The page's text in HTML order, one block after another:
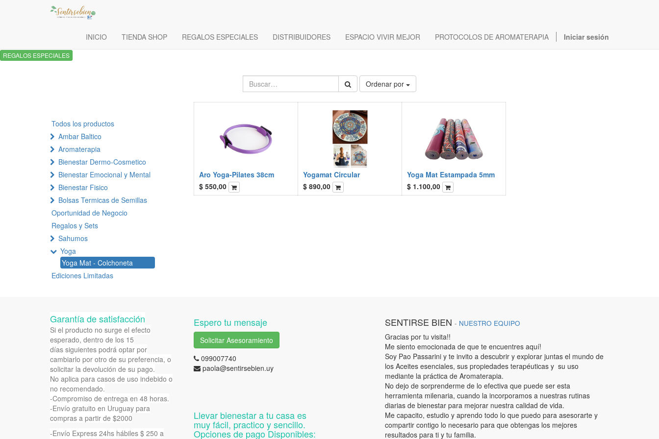
INICIO TIENDA SHOP REGALOS ESPECIALES DISTRIBUIDORES ESPACIO VIVIR MEJOR PROTOCOLOS DE AROMATERAPIA Iniciar sesión
REGALOS ESPECIALES
Ordenar por
Todos los productos
Ambar Baltico
Aromaterapia
Bienestar Dermo-Cosmetico
Bienestar Emocional y Mental
Bienestar Fisico
Bolsas Termicas de Semillas
Oportunidad de Negocio
Regalos y Sets
Sahumos
Yoga
Yoga Mat - Colchoneta
Ediciones Limitadas
Aro Yoga-Pilates 38cm
$ 550,00
Yogamat Circular
$ 890,00
Yoga Mat Estampada 5mm
$ 1.100,00
Garantía de satisfacción
Si el producto no surge el efecto
esperado, dentro de los 15
días siguientes podrá optar por
cambiarlo por otro de su preferencia, o
solicitar la devolución de su pago.
No aplica para casos de uso indebido o
no recomendado.
-Compromiso de entrega en 48 horas.
-Envío gratuito en Uruguay para
compras a partir de $2000
-Envío Express 24hs hábiles $ 250 a
Espero tu mensaje
Solicitar Asesoramiento
099007740
paola@sentirsebien.uy
Llevar bienestar a tu casa es
muy fácil, practico y sencillo.
Opciones de pago Disponibles:
SENTIRSE BIEN - NUESTRO EQUIPO
Gracias por tu visita!!
Me siento emocionada de que te encuentres aquí!
Soy Pao Passarini y te invito a descubrir y explorar juntas el mundo de
los Aceites esenciales, sus propiedades terapéuticas y su uso
mediante la práctica de Aromaterapia.
No dejo de sorprenderme de lo efectiva que puede ser esta
herramienta milenaria, cuando la incorporamos a nuestras rutinas
diarias de bienestar para mejorar nuestra calidad de vida.
Me capacito, estudio y aprendo todo lo que puedo para asesorarte y
compartir contigo lo necesario para que obtengas los mejores
resultados para ti y tu familia.